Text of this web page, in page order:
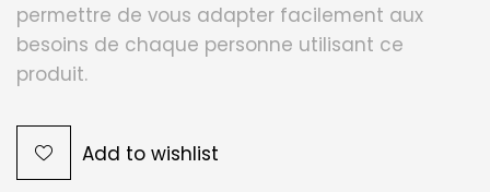
permettre de vous adapter facilement aux
besoins de chaque personne utilisant ce
produit.
Add to wishlist